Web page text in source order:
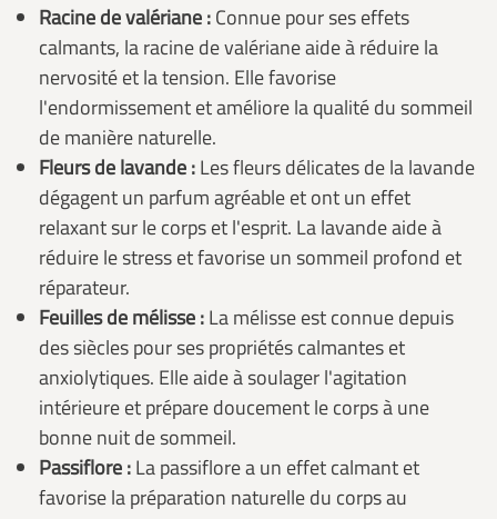
Racine de valériane :Connue pour ses effets
calmants, la racine de valériane aide à réduire la
nervosité et la tension. Elle favorise
l'endormissement et améliore la qualité du sommeil
de manière naturelle.
Fleurs de lavande :Les fleurs délicates de la lavande
dégagent un parfum agréable et ont un effet
relaxant sur le corps et l'esprit. La lavande aide à
réduire le stress et favorise un sommeil profond et
réparateur.
Feuilles de mélisse :La mélisse est connue depuis
des siècles pour ses propriétés calmantes et
anxiolytiques. Elle aide à soulager l'agitation
intérieure et prépare doucement le corps à une
bonne nuit de sommeil.
Passiflore :La passiflore a un effet calmant et
favorise la préparation naturelle du corps au